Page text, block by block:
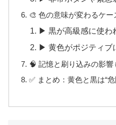
🎨 色の意味が変わるケー
▶ 黒が高級感に使わ
▶ 黄色がポジティブ
🧠 記憶と刷り込みの影響
✅ まとめ：黄色と黒は“